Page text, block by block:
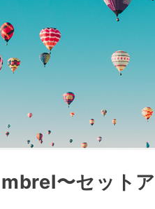
〜セット